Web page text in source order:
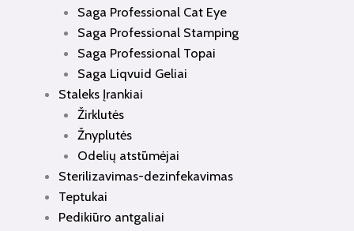
Saga Professional Cat Eye
Saga Professional Stamping
Saga Professional Topai
Saga Liqvuid Geliai
Staleks Įrankiai
Žirklutės
Žnyplutės
Odelių atstūmėjai
Sterilizavimas-dezinfekavimas
Teptukai
Pedikiūro antgaliai